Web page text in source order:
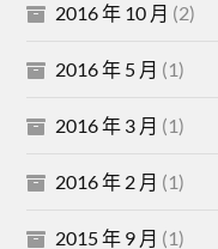
2016 年 10 月 (2)
2016 年 5 月 (1)
2016 年 3 月 (1)
2016 年 2 月 (1)
2015 年 9 月 (1)